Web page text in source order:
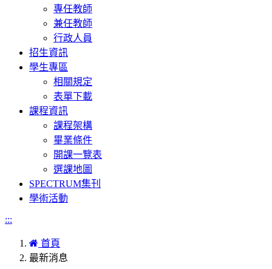
專任教師
兼任教師
行政人員
招生資訊
學生專區
相關規定
表單下載
課程資訊
課程架構
畢業條件
開課一覽表
選課地圖
SPECTRUM集刊
學術活動
:::
首頁
最新消息